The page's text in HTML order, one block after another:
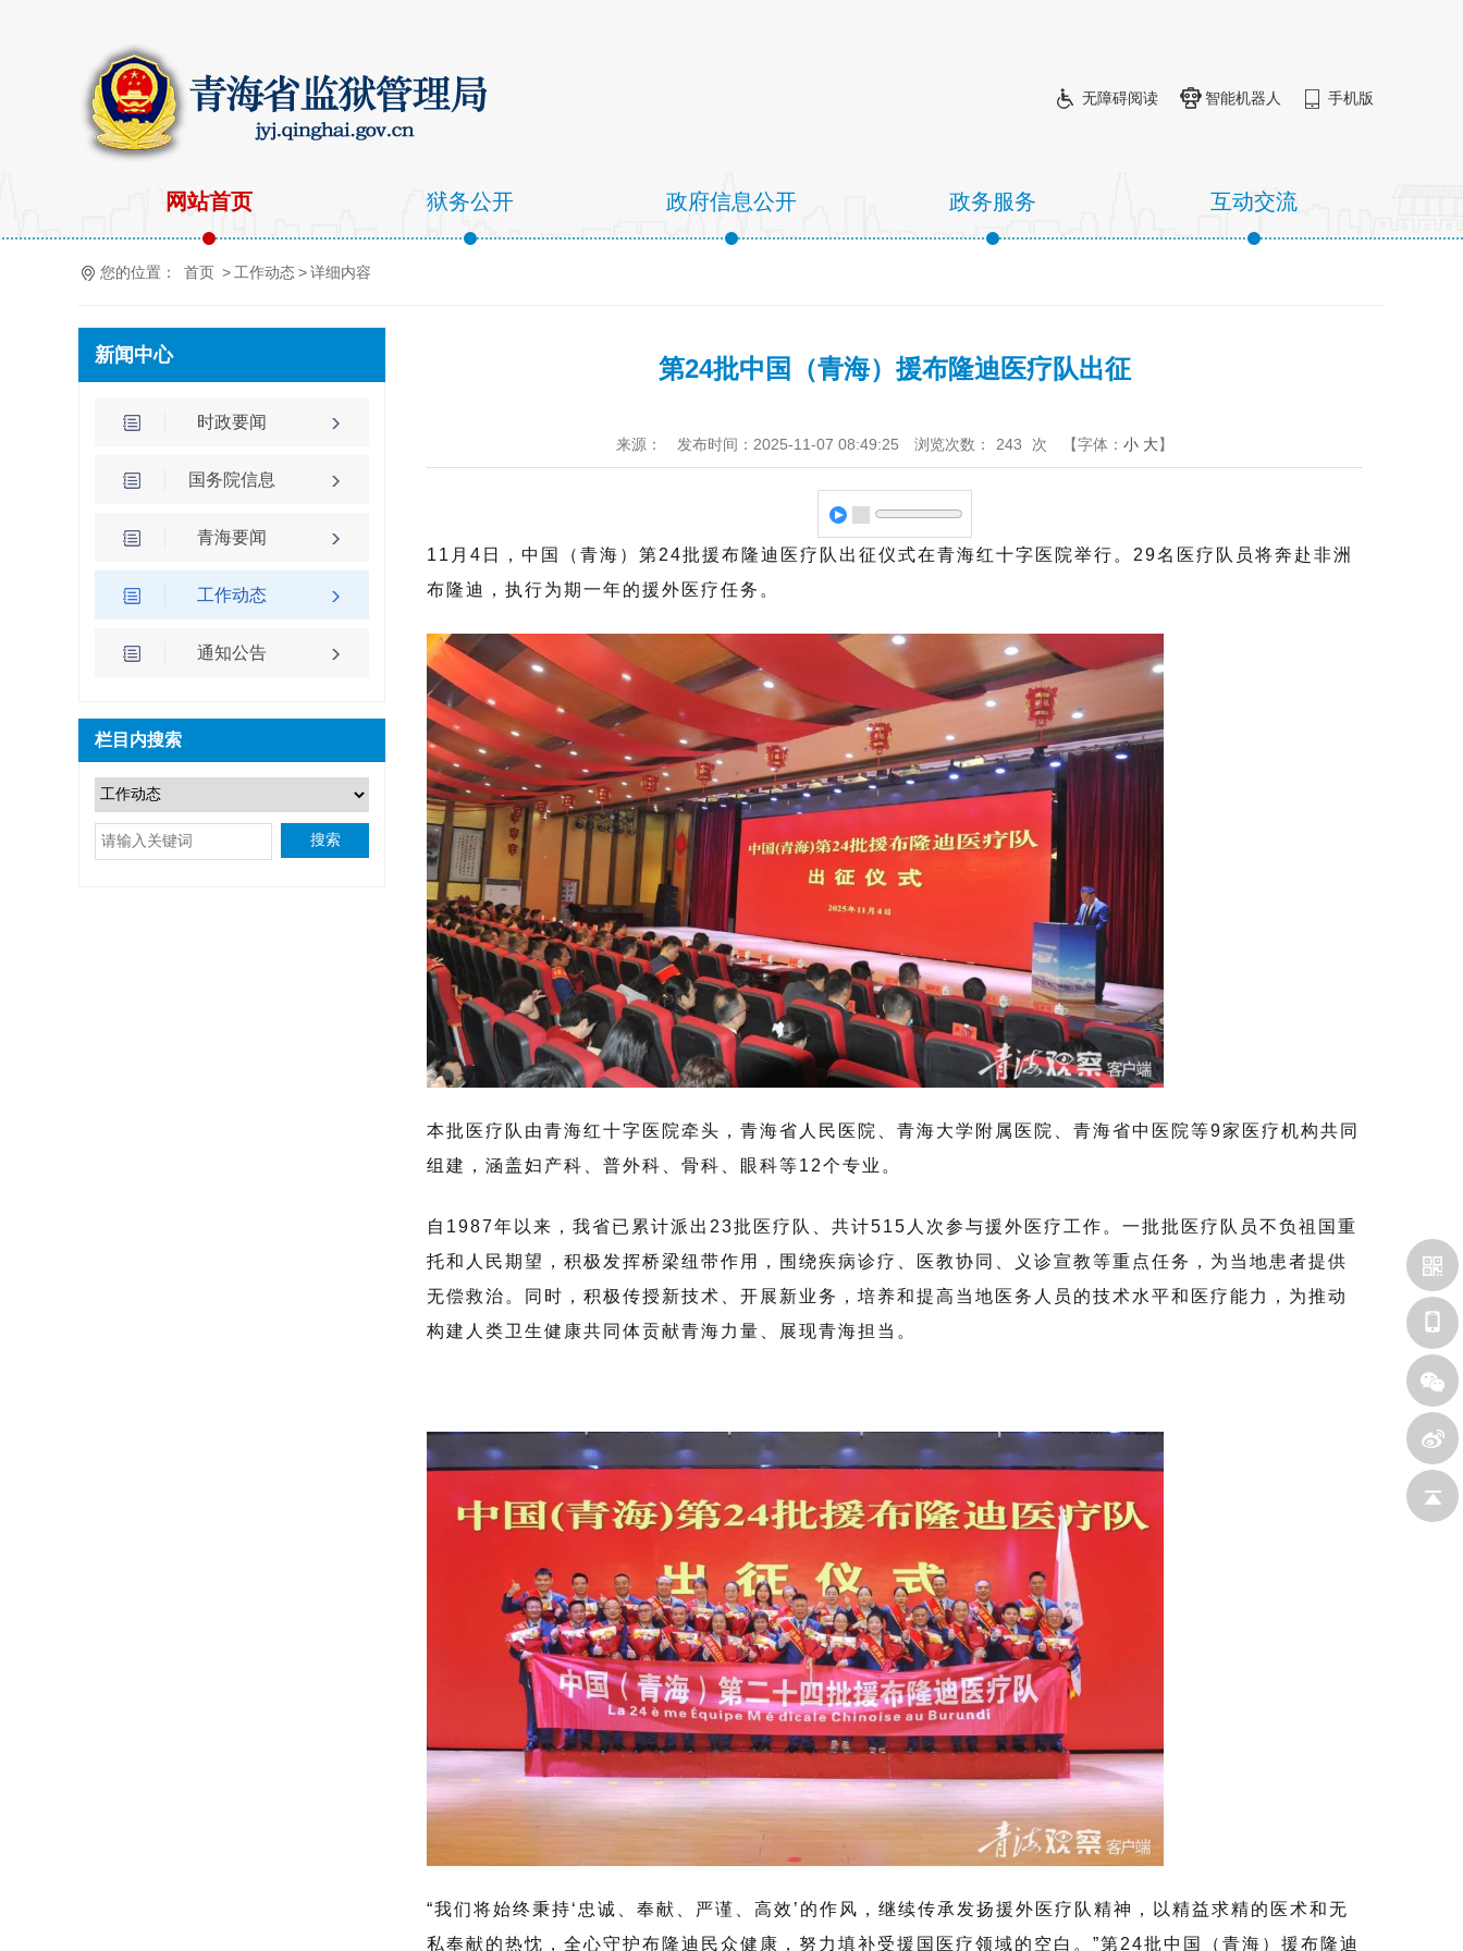
无障碍阅读 智能机器人 手机版
网站首页 狱务公开 政府信息公开 政务服务 互动交流
您的位置： 首页 > 工作动态>详细内容
新闻中心
时政要闻
国务院信息
青海要闻
工作动态
通知公告
栏目内搜索
搜索
第24批中国（青海）援布隆迪医疗队出征
来源： 发布时间：2025-11-07 08:49:25 浏览次数： 243 次 【字体： 小 大】
11月4日，中国（青海）第24批援布隆迪医疗队出征仪式在青海红十字医院举行。29名医疗队员将奔赴非洲
布隆迪，执行为期一年的援外医疗任务。
本批医疗队由青海红十字医院牵头，青海省人民医院、青海大学附属医院、青海省中医院等9家医疗机构共同
组建，涵盖妇产科、普外科、骨科、眼科等12个专业。
自1987年以来，我省已累计派出23批医疗队、共计515人次参与援外医疗工作。一批批医疗队员不负祖国重
托和人民期望，积极发挥桥梁纽带作用，围绕疾病诊疗、医教协同、义诊宣教等重点任务，为当地患者提供
无偿救治。同时，积极传授新技术、开展新业务，培养和提高当地医务人员的技术水平和医疗能力，为推动
构建人类卫生健康共同体贡献青海力量、展现青海担当。
“我们将始终秉持‘忠诚、奉献、严谨、高效’的作风，继续传承发扬援外医疗队精神，以精益求精的医术和无
私奉献的热忱，全心守护布隆迪民众健康，努力填补受援国医疗领域的空白。”第24批中国（青海）援布隆迪
新浪微